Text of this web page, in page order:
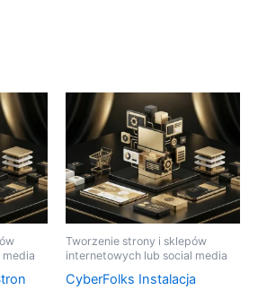
Tworzenie strony i sklepów
internetowych lub social media
CyberFolks Instalacja